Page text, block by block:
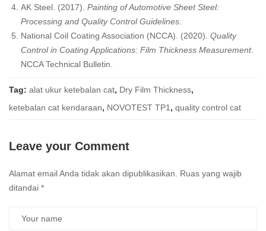
AK Steel. (2017). Painting of Automotive Sheet Steel:
Processing and Quality Control Guidelines
National Coil Coating Association (NCCA). (2020). Quality
Control in Coating Applications: Film Thickness Measurement.
NCCA Technical Bulletin.
Tag: alat ukur ketebalan cat, Dry Film Thickness,
ketebalan cat kendaraan, NOVOTEST TP1 , quality control cat
Leave your Comment
Alamat email Anda tidak akan dipublikasikan.
Ruas yang wajib
ditandai *